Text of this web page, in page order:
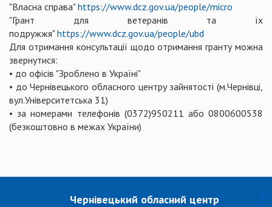
"Власна справа"https://www.dcz.gov.ua/people/micro
"Грант для ветеранів та їх
подружжя"https://www.dcz.gov.ua/people/ubd
Для отримання консультації щодо отримання гранту можна
звернутися:
• до офісів "Зроблено в Україні"
• до Чернівецького обласного центру зайнятості (м.Чернівці,
вул.Університетська 31)
• за номерами телефонів (0372)950211 або 0800600538
(безкоштовно в межах України)
Чернівецький обласний центр